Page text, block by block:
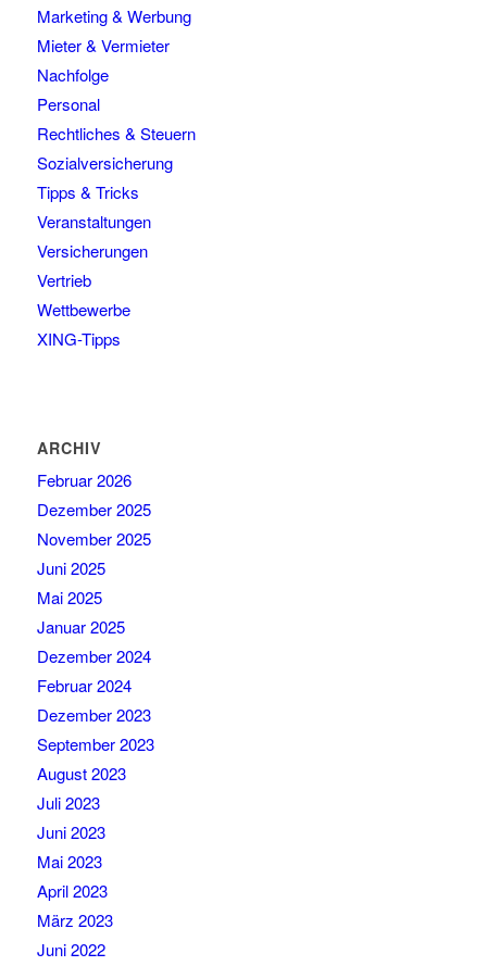
Marketing & Werbung
Mieter & Vermieter
Nachfolge
Personal
Rechtliches & Steuern
Sozialversicherung
Tipps & Tricks
Veranstaltungen
Versicherungen
Vertrieb
Wettbewerbe
XING-Tipps
ARCHIV
Februar 2026
Dezember 2025
November 2025
Juni 2025
Mai 2025
Januar 2025
Dezember 2024
Februar 2024
Dezember 2023
September 2023
August 2023
Juli 2023
Juni 2023
Mai 2023
April 2023
März 2023
Juni 2022